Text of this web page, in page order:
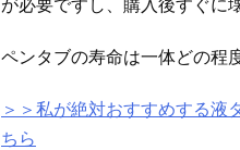
ペンタブの寿命は一体どの程
＞＞私が絶対おすすめする液
ちら